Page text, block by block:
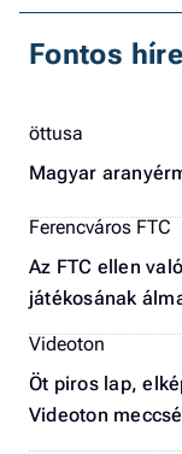
Fontos
öttusa
Magyar
Ferencváros FTC
Az FTC ellen
játékosának
Videoton
Öt piros lap,
Videoton